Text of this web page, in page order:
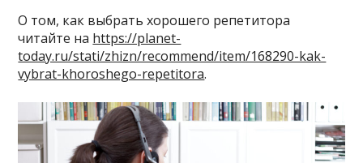
О том, как выбрать хорошего репетитора
читайте на https://planet-
today.ru/stati/zhizn/recommend/item/168290-kak-
vybrat-khoroshego-repetitora.